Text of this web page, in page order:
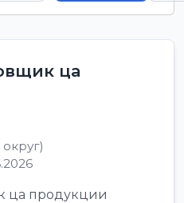
ца
ца продукции